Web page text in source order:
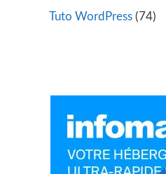
Tuto WordPress (74)